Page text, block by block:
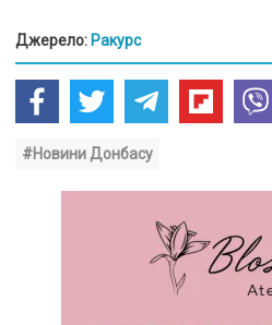
Джерело: Ракурс
#Новини Донбасу